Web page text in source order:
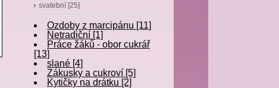
svatební [25]
Ozdoby z marcipánu [11]
Netradiční [1]
Práce žáků - obor cukrář
[13]
slané [4]
Zákusky a cukroví [5]
Kytičky na drátku [2]